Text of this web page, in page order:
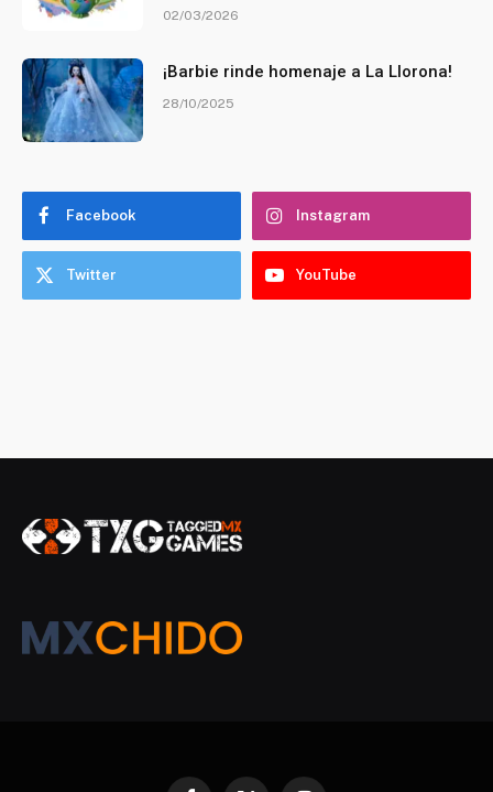
02/03/2026
¡Barbie rinde homenaje a La Llorona!
28/10/2025
Facebook Instagram
Twitter YouTube